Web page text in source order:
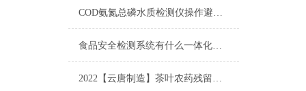
COD氨氮总磷水质检测仪操作避坑指南：这几个步骤直接影响数据准确性
食品安全检测系统有什么一体化配置·2023仪器仪表推荐·山东云唐
2022【云唐制造】茶叶农药残留检测仪多少钱一台@山东云唐仪器仪表制造